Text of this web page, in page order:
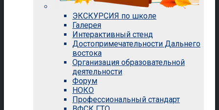
ЭКСКУРСИЯ по школе
Галерея
Интерактивный стенд
Достопримечательности Дальнего
востока
Организация образовательной
деятельности
Форум
НОКО
Профессиональный стандарт